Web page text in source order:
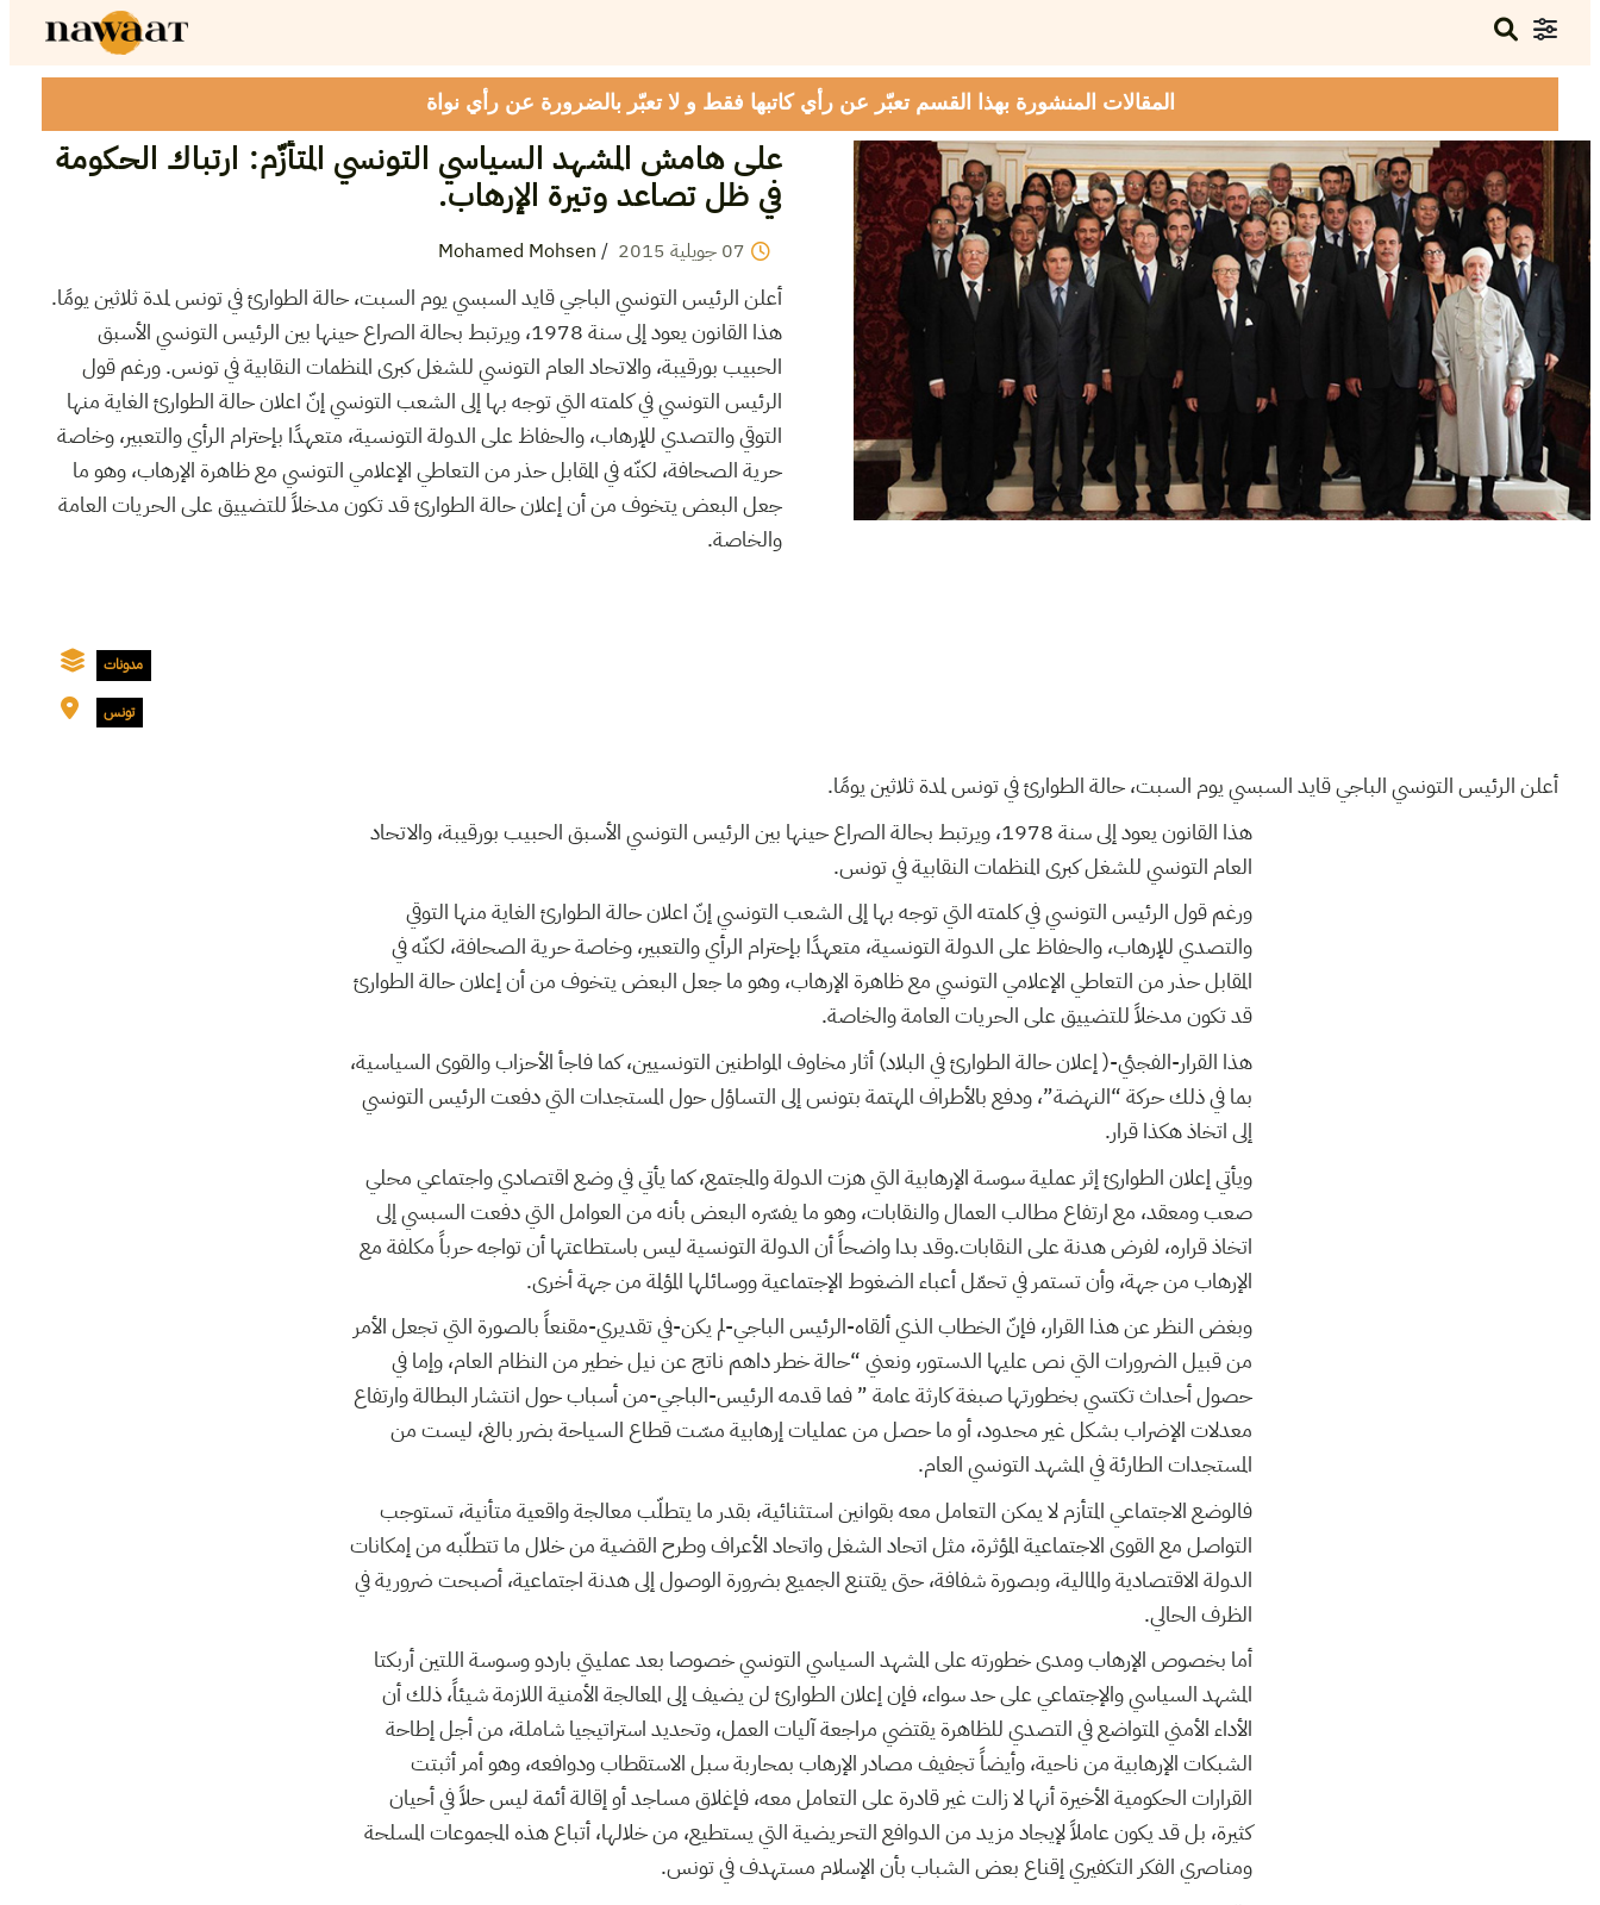
المقالات المنشورة بهذا القسم تعبّر عن رأي كاتبها فقط و لا تعبّر بالضرورة عن رأي نواة
على هامش المشهد السياسي التونسي المتأزّم: ارتباك الحكومة
في ظل تصاعد وتيرة الإرهاب.
07 جويلية 2015
/
Mohamed Mohsen
أعلن الرئيس التونسي الباجي قايد السبسي يوم السبت، حالة الطوارئ في تونس لمدة ثلاثين يومًا.
هذا القانون يعود إلى سنة 1978، ويرتبط بحالة الصراع حينها بين الرئيس التونسي الأسبق
الحبيب بورقيبة، والاتحاد العام التونسي للشغل كبرى المنظمات النقابية في تونس. ورغم قول
الرئيس التونسي في كلمته التي توجه بها إلى الشعب التونسي إنّ اعلان حالة الطوارئ الغاية منها
التوقي والتصدي للإرهاب، والحفاظ على الدولة التونسية، متعهدًا بإحترام الرأي والتعبير، وخاصة
حرية الصحافة، لكنّه في المقابل حذر من التعاطي الإعلامي التونسي مع ظاهرة الإرهاب، وهو ما
جعل البعض يتخوف من أن إعلان حالة الطوارئ قد تكون مدخلاً للتضييق على الحريات العامة
والخاصة.
مدونات
تونس
أعلن الرئيس التونسي الباجي قايد السبسي يوم السبت، حالة الطوارئ في تونس لمدة ثلاثين يومًا.
هذا القانون يعود إلى سنة 1978، ويرتبط بحالة الصراع حينها بين الرئيس التونسي الأسبق الحبيب بورقيبة، والاتحاد
العام التونسي للشغل كبرى المنظمات النقابية في تونس.
ورغم قول الرئيس التونسي في كلمته التي توجه بها إلى الشعب التونسي إنّ اعلان حالة الطوارئ الغاية منها التوقي
والتصدي للإرهاب، والحفاظ على الدولة التونسية، متعهدًا بإحترام الرأي والتعبير، وخاصة حرية الصحافة، لكنّه في
المقابل حذر من التعاطي الإعلامي التونسي مع ظاهرة الإرهاب، وهو ما جعل البعض يتخوف من أن إعلان حالة الطوارئ
قد تكون مدخلاً للتضييق على الحريات العامة والخاصة.
هذا القرار-الفجئي-( إعلان حالة الطوارئ في البلاد) أثار مخاوف المواطنين التونسيين، كما فاجأ الأحزاب والقوى السياسية،
بما في ذلك حركة “النهضة”، ودفع بالأطراف المهتمة بتونس إلى التساؤل حول المستجدات التي دفعت الرئيس التونسي
إلى اتخاذ هكذا قرار.
ويأتي إعلان الطوارئ إثر عملية سوسة الإرهابية التي هزت الدولة والمجتمع، كما يأتي في وضع اقتصادي واجتماعي محلي
صعب ومعقد، مع ارتفاع مطالب العمال والنقابات، وهو ما يفسّره البعض بأنه من العوامل التي دفعت السبسي إلى
اتخاذ قراره، لفرض هدنة على النقابات.وقد بدا واضحاً أن الدولة التونسية ليس باستطاعتها أن تواجه حرباً مكلفة مع
الإرهاب من جهة، وأن تستمر في تحمّل أعباء الضغوط الإجتماعية ووسائلها المؤلمة من جهة أخرى.
وبغض النظر عن هذا القرار، فإنّ الخطاب الذي ألقاه-الرئيس الباجي-لم يكن-في تقديري-مقنعاً بالصورة التي تجعل الأمر
من قبيل الضرورات التي نص عليها الدستور، ونعني “حالة خطر داهم ناتج عن نيل خطير من النظام العام، وإما في
حصول أحداث تكتسي بخطورتها صبغة كارثة عامة ” فما قدمه الرئيس-الباجي-من أسباب حول انتشار البطالة وارتفاع
معدلات الإضراب بشكل غير محدود، أو ما حصل من عمليات إرهابية مسّت قطاع السياحة بضرر بالغ، ليست من
المستجدات الطارئة في المشهد التونسي العام.
فالوضع الاجتماعي المتأزم لا يمكن التعامل معه بقوانين استثنائية، بقدر ما يتطلّب معالجة واقعية متأنية، تستوجب
التواصل مع القوى الاجتماعية المؤثرة، مثل اتحاد الشغل واتحاد الأعراف وطرح القضية من خلال ما تتطلّبه من إمكانات
الدولة الاقتصادية والمالية، وبصورة شفافة، حتى يقتنع الجميع بضرورة الوصول إلى هدنة اجتماعية، أصبحت ضرورية في
الظرف الحالي.
أما بخصوص الإرهاب ومدى خطورته على المشهد السياسي التونسي خصوصا بعد عمليتي باردو وسوسة اللتين أربكتا
المشهد السياسي والإجتماعي على حد سواء، فإن إعلان الطوارئ لن يضيف إلى المعالجة الأمنية اللازمة شيئاً، ذلك أن
الأداء الأمني المتواضع في التصدي للظاهرة يقتضي مراجعة آليات العمل، وتحديد استراتيجيا شاملة، من أجل إطاحة
الشبكات الإرهابية من ناحية، وأيضاً تجفيف مصادر الإرهاب بمحاربة سبل الاستقطاب ودوافعه، وهو أمر أثبتت
القرارات الحكومية الأخيرة أنها لا زالت غير قادرة على التعامل معه، فإغلاق مساجد أو إقالة أئمة ليس حلاً في أحيان
كثيرة، بل قد يكون عاملاً لإيجاد مزيد من الدوافع التحريضية التي يستطيع، من خلالها، أتباع هذه المجموعات المسلحة
ومناصري الفكر التكفيري إقناع بعض الشباب بأن الإسلام مستهدف في تونس.